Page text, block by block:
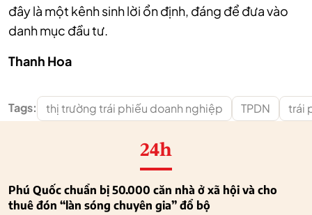
đây là một kênh sinh lời ổn định, đáng để đưa vào
danh mục đầu tư.
Thanh Hoa
Tags: thị trường trái phiếu doanh nghiệp TPDN trái
24h
Phú Quốc chuẩn bị 50.000 căn nhà ở xã hội và cho
thuê đón “làn sóng chuyên gia” đổ bộ